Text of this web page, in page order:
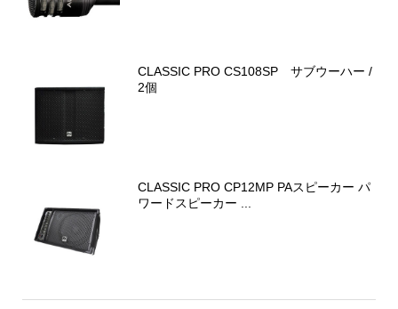
CLASSIC PRO CS108SP サブウーハー /
2個
CLASSIC PRO CP12MP PAスピーカー パ
ワードスピーカー ...